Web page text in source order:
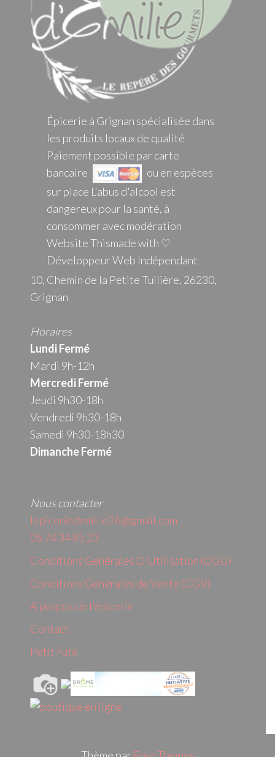
Épicerie à Grignan spécialisée dans
les produits locaux de qualité
Paiement possible par carte
bancaire
ou en espèces
sur place L'abus d'alcool est
dangereux pour la santé, à
consommer avec modération
Website Thismade with ♡
Développeur Web Indépendant
10, Chemin de la Petite Tuilière, 26230,
Grignan
Horaires
Lundi Fermé
Mardi 9h-12h
MercrediFermé
Jeudi 9h30-18h
Vendredi 9h30-18h
Samedi 9h30-18h30
Dimanche Fermé
Nous contacter
lepiceriedemilie26@gmail.com
06 74 34 85 23
Conditions Générales D’Utilisation (CGU)
Conditions Générales de Vente (CGV)
A propos de l’épicerie
Contact
Petit Futé
Thème parEnvoThemes